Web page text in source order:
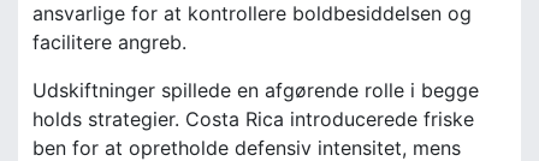
ansvarlige for at kontrollere boldbesiddelsen og
facilitere angreb.
Udskiftninger spillede en afgørende rolle i begge
holds strategier. Costa Rica introducerede friske
ben for at opretholde defensiv intensitet, mens